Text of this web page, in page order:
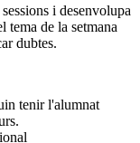
i desenvolupa
tema de la setmana
dubtes.
tenir l'alumnat